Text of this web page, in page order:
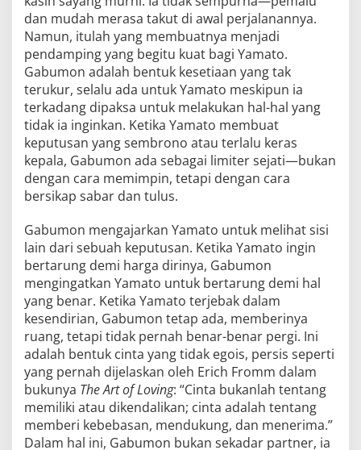
dan mudah merasa takut di awal perjalanannya.
Namun, itulah yang membuatnya menjadi
pendamping yang begitu kuat bagi Yamato.
Gabumon adalah bentuk kesetiaan yang tak
terukur, selalu ada untuk Yamato meskipun ia
terkadang dipaksa untuk melakukan hal-hal yang
tidak ia inginkan. Ketika Yamato membuat
keputusan yang sembrono atau terlalu keras
kepala, Gabumon ada sebagai limiter sejati—bukan
dengan cara memimpin, tetapi dengan cara
bersikap sabar dan tulus.
Gabumon mengajarkan Yamato untuk melihat sisi
lain dari sebuah keputusan. Ketika Yamato ingin
bertarung demi harga dirinya, Gabumon
mengingatkan Yamato untuk bertarung demi hal
yang benar. Ketika Yamato terjebak dalam
kesendirian, Gabumon tetap ada, memberinya
ruang, tetapi tidak pernah benar-benar pergi. Ini
adalah bentuk cinta yang tidak egois, persis seperti
yang pernah dijelaskan oleh Erich Fromm dalam
bukunya The Art of Loving: “Cinta bukanlah tentang
memiliki atau dikendalikan; cinta adalah tentang
memberi kebebasan, mendukung, dan menerima.”
Dalam hal ini, Gabumon bukan sekadar partner, ia